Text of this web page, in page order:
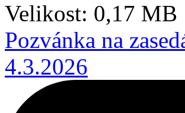
Velikost: 0,17 MB
Pozvánka na
4.3.2026